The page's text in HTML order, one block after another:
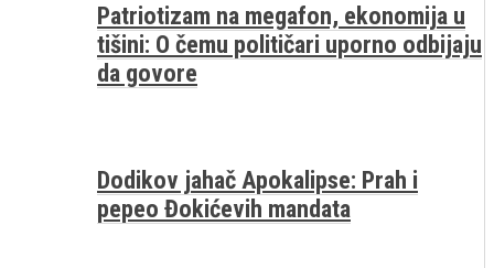
Patriotizam na megafon, ekonomija u
tišini: O čemu političari uporno odbijaju
da govore
Dodikov jahač Apokalipse: Prah i
pepeo Đokićevih mandata